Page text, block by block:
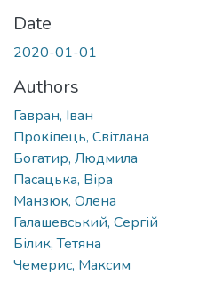
Date
2020-01-01
Authors
Гавран, Іван
Прокіпець, Світлана
Богатир, Людмила
Пасацька, Віра
Манзюк, Олена
Галашевський, Сергій
Білик, Тетяна
Чемерис, Максим